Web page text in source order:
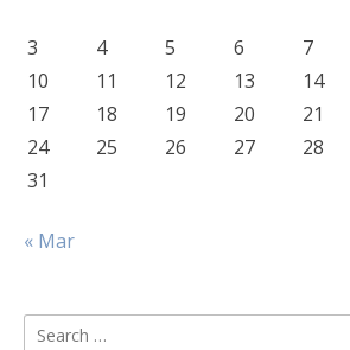
3
4 5 6 7
10
11 12 13 14
17
18 19 20 21
24
25 26 27 28
31
« Mar
Search